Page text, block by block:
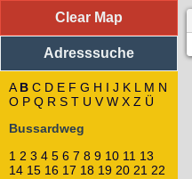
Adresssuche:
21
23
19
18
25
20
29
31
Clear Map
Adresssuche
A B C D E F G H I J K L M N
O P Q R S T U V W X Z Ü
Bussardweg
1 2 3 4 5 6 7 8 9 10 11 13
14 15 16 17 18 19 20 21 22